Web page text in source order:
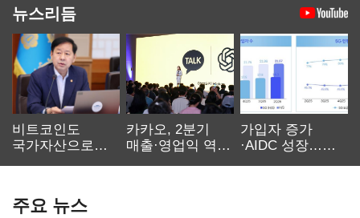
뉴스리듬
비트코인도
국가자산으로…'
카카오, 2분기
매출·영업익 역대
가입자 증가
·AIDC 성장…
주요 뉴스